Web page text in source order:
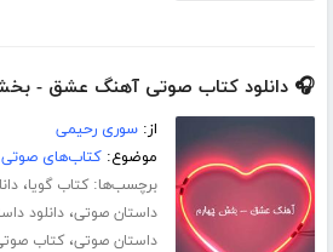
🎧 دانلود کتاب صوتی آهنگ عشق -
از:سوری رحیمی
موضوع:کتاب‌های صوتی
برچسب‌ها:کتاب گویا،
داستان صوتی،دانلود
داستان صوتی،کتاب